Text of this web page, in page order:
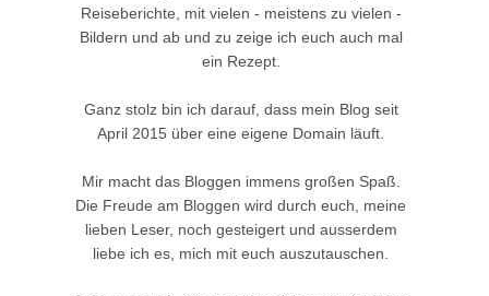
Reiseberichte, mit vielen - meistens zu vielen -
Bildern und ab und zu zeige ich euch auch mal
ein Rezept.
Ganz stolz bin ich darauf, dass mein Blog seit
April 2015 über eine eigene Domain läuft.
Mir macht das Bloggen immens großen Spaß.
Die Freude am Bloggen wird durch euch, meine
lieben Leser, noch gesteigert und ausserdem
liebe ich es, mich mit euch auszutauschen.